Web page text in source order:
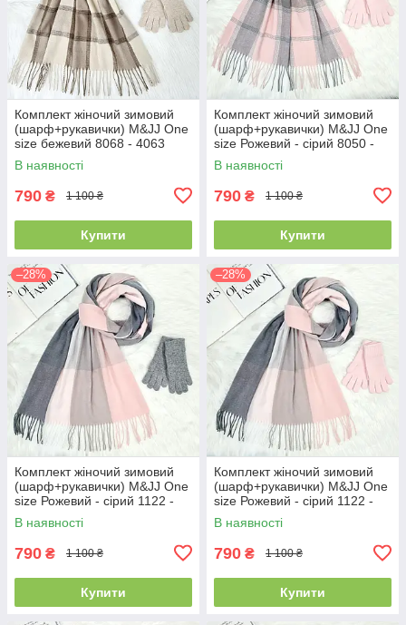
Комплект жіночий зимовий
(шарф+рукавички) M&JJ One
size бежевий 8068 - 4063
В наявності
790 ₴ 1 100 ₴
Купити
Комплект жіночий зимовий
(шарф+рукавички) M&JJ One
size Рожевий - сірий 8050 -
4071
В наявності
790 ₴ 1 100 ₴
Купити
–28%
Комплект жіночий зимовий
(шарф+рукавички) M&JJ One
size Рожевий - сірий 1122 -
4002
В наявності
790 ₴ 1 100 ₴
Купити
–28%
Комплект жіночий зимовий
(шарф+рукавички) M&JJ One
size Рожевий - сірий 1122 -
4071
В наявності
790 ₴ 1 100 ₴
Купити